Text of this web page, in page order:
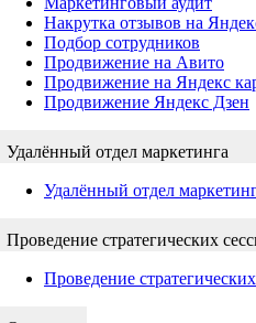
Накрутка отзывов на
Подбор сотрудников
Продвижение на Авито
Продвижение на Яндекс
Продвижение Яндекс Дзен
Удалённый отдел маркетинга
Удалённый отдел
Проведение стратегических
Проведение